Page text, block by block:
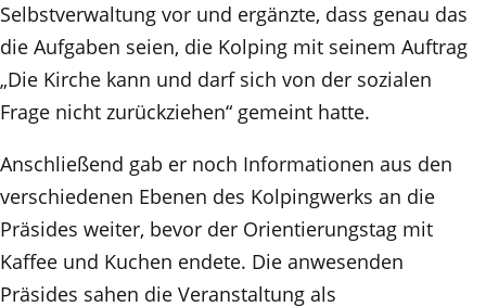
Selbstverwaltung vor und ergänzte, dass genau das
die Aufgaben seien, die Kolping mit seinem Auftrag
„Die Kirche kann und darf sich von der sozialen
Frage nicht zurückziehen“ gemeint hatte.
Anschließend gab er noch Informationen aus den
verschiedenen Ebenen des Kolpingwerks an die
Präsides weiter, bevor der Orientierungstag mit
Kaffee und Kuchen endete. Die anwesenden
Präsides sahen die Veranstaltung als